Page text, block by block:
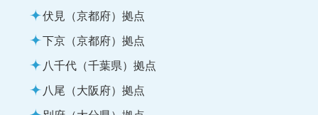
伏見（京都府）拠点
下京（京都府）拠点
八千代（千葉県）拠点
八尾（大阪府）拠点